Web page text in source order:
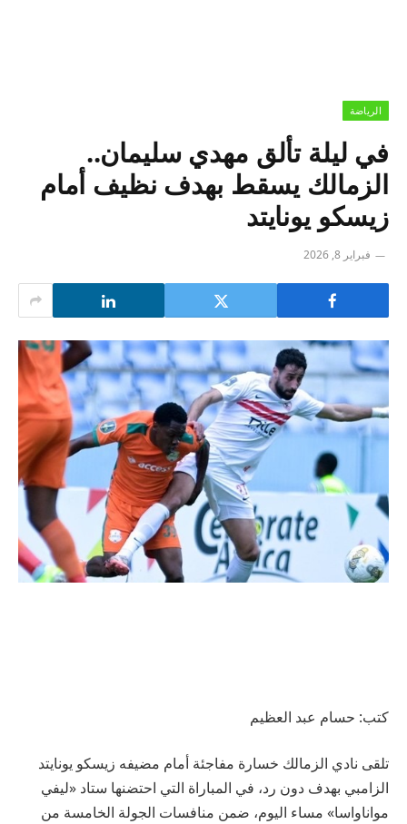
الرياضة
في ليلة تألق مهدي سليمان..
الزمالك يسقط بهدف نظيف أمام
زيسكو يونايتد
فبراير 8, 2026
كتب: حسام عبد العظيم
تلقى نادي الزمالك خسارة مفاجئة أمام مضيفه زيسكو يونايتد
الزامبي بهدف دون رد، في المباراة التي احتضنها ستاد «ليفي
مواناواسا» مساء اليوم، ضمن منافسات الجولة الخامسة من